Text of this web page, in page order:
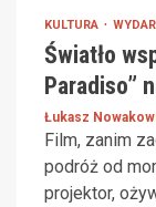
KULTURA
Światło
Paradiso”
Łukasz
Film, zanim
podróż od
projektor,